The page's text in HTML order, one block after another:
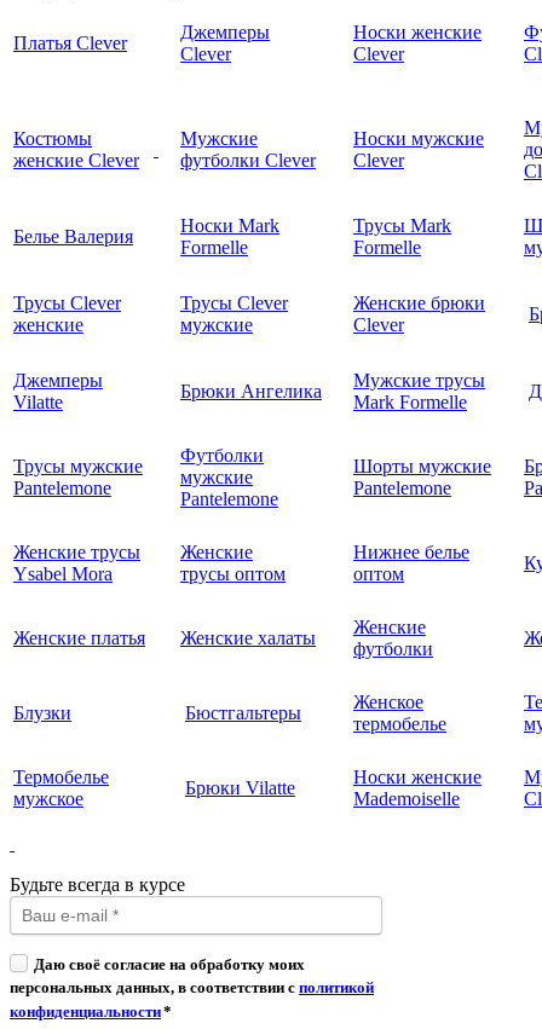
Платья Clever
Джемперы
Clever
Носки женские
Clever
Костюмы
женские Clever
Мужские
футболки Clever
Носки мужские
Clever
Белье Валерия
Носки Mark
Formelle
Трусы Mark
Formelle
Трусы Clever
женские
Трусы Clever
мужские
Женские брюки
Clever
Джемперы
Vilatte
Брюки Ангелика
Мужские трусы
Mark Formelle
Трусы мужские
Pantelemone
Футболки
мужские
Pantelemone
Шорты мужские
Pantelemone
Женские трусы
Ysabel Mora
Женские
трусы оптом
Нижнее белье
оптом
Женские платья Женские халаты
Женские
футболки
Блузки Бюстгальтеры
Женское
термобелье
Термобелье
мужское
Брюки Vilatte
Носки женские
Mademoiselle
Будьте всегда в курсе
Даю своё согласие на обработку моих
персональных данных, в соответствии с политикой
конфиденциальности*